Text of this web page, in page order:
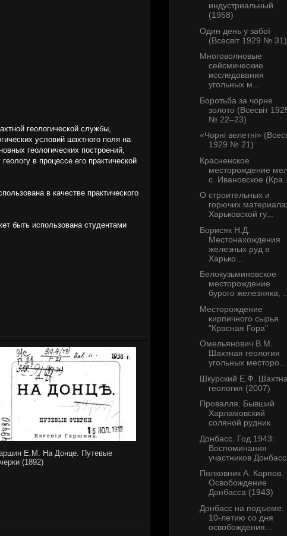
геологической службы,
условий шахтного поля на
геологических построений,
в процессе его практической
в качестве практического
быть использована студентами
Е.М. На Донце. Путевые
(1892)
индустриальный
(1958)
Один день у забої
(Всесвіт 1929 № 31)
Многоволновые
сейсмические
исследования
угольных м...
Боротьба за чорне
золото (Всесвіт
№ 22–23)
«Чорні велетні»
1929 № 21)
Красненское
месторождение
с. Ивановское
О строительных и
горючих
Харьковской гу...
Борисяк Н.Д.
Местонахождения
железных руд в
Харько...
Белокузьминовское
месторождение
бурого железняка,
Месторождение
кирпичного сырья
"Красная Гора"
Омельянович В.М.
Шахтная геология
угольных месторо...
Шкурский Е.Ф.
геология (2007)
Провалля. Бывший
Харламовский
соляной рудник
Донбасс. Год 1943:
Воспоминания
участников
Полковник А. Карпов.
Освобождение
Донбасса (1943)
Донбасс на подъеме:
10-летию со дня
освобождения...